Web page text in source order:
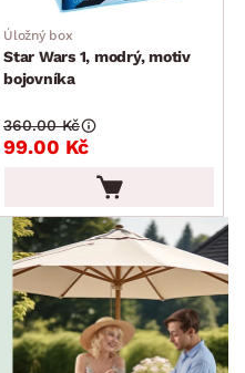
Úložný box
Star Wars 1, modrý, motiv
bojovníka
99.00 Kč
360.00 Kč